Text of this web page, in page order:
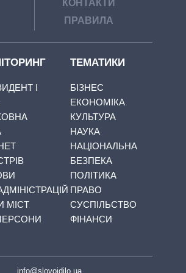
КОНТАКТИ
ПРАВИЛА
І
МІСТ
ТЕМАТИКИ
БІЗНЕС
ЕКОНОМІКА
КУЛЬТУРА
НАУКА
НАЦІОНАЛЬНА
БЕЗПЕКА
ПОЛІТИКА
ПРАВО
СУСПІЛЬСТВО
ФІНАНСИ
info@slovoidilo.ua